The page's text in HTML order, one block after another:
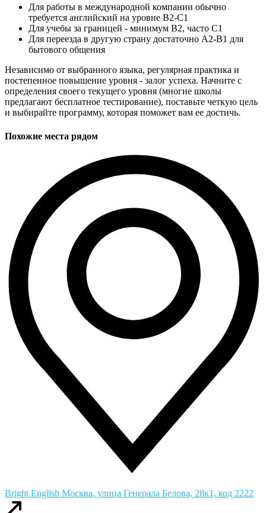
Для работы в международной компании обычно
требуется английский на уровне B2-C1
Для учебы за границей - минимум B2, часто C1
Для переезда в другую страну достаточно A2-B1 для
бытового общения
Независимо от выбранного языка, регулярная практика и
постепенное повышение уровня - залог успеха. Начните с
определения своего текущего уровня (многие школы
предлагают бесплатное тестирование), поставьте четкую цель
и выбирайте программу, которая поможет вам ее достичь.
Похожие места рядом
Bright English Москва, улица Генерала Белова, 28к1, код 2222